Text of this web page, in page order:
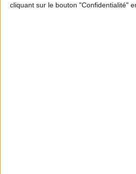
cliquant sur le bouton "Confidentialité"